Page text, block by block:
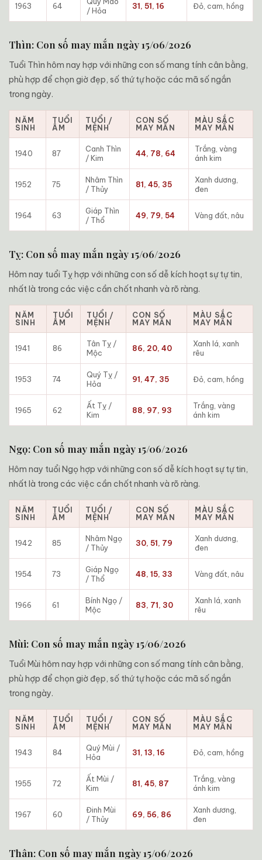
1963 64
/ Hỏa
31, 51, 16 Đỏ, cam, hồng
Thìn: Con số may mắn ngày 15/06/2026
Tuổi Thìn hôm nay hợp với những con số mang tính cân bằng,
phù hợp để chọn giờ đẹp, số thứ tự hoặc các mã số ngắn
trong ngày.
NĂM
SINH
TUỔI
ÂM
TUỔI /
MỆNH
CON SỐ
MAY MẮN
MÀU SẮC
MAY MẮN
1940 87
Canh Thìn
/ Kim
44, 78, 64
Trắng, vàng
ánh kim
1952 75
Nhâm Thìn
/ Thủy
81, 45, 35
Xanh dương,
đen
1964 63
Giáp Thìn
/ Thổ
49, 79, 54 Vàng đất, nâu
Tỵ: Con số may mắn ngày 15/06/2026
Hôm nay tuổi Tỵ hợp với những con số dễ kích hoạt sự tự tin,
nhất là trong các việc cần chốt nhanh và rõ ràng.
NĂM
SINH
TUỔI
ÂM
TUỔI /
MỆNH
CON SỐ
MAY MẮN
MÀU SẮC
MAY MẮN
1941 86
Tân Tỵ /
Mộc
86, 20, 40
Xanh lá, xanh
rêu
1953 74
Quý Tỵ /
Hỏa
91, 47, 35 Đỏ, cam, hồng
1965 62
Ất Tỵ /
Kim
88, 97, 93
Trắng, vàng
ánh kim
Ngọ: Con số may mắn ngày 15/06/2026
Hôm nay tuổi Ngọ hợp với những con số dễ kích hoạt sự tự tin,
nhất là trong các việc cần chốt nhanh và rõ ràng.
NĂM
SINH
TUỔI
ÂM
TUỔI /
MỆNH
CON SỐ
MAY MẮN
MÀU SẮC
MAY MẮN
1942 85
Nhâm Ngọ
/ Thủy
30, 51, 79
Xanh dương,
đen
1954 73
Giáp Ngọ
/ Thổ
48, 15, 33 Vàng đất, nâu
1966 61
Bính Ngọ /
Mộc
83, 71, 30
Xanh lá, xanh
rêu
Mùi: Con số may mắn ngày 15/06/2026
Tuổi Mùi hôm nay hợp với những con số mang tính cân bằng,
phù hợp để chọn giờ đẹp, số thứ tự hoặc các mã số ngắn
trong ngày.
NĂM
SINH
TUỔI
ÂM
TUỔI /
MỆNH
CON SỐ
MAY MẮN
MÀU SẮC
MAY MẮN
1943 84
Quý Mùi /
Hỏa
31, 13, 16 Đỏ, cam, hồng
1955 72
Ất Mùi /
Kim
81, 45, 87
Trắng, vàng
ánh kim
1967 60
Đinh Mùi
/ Thủy
69, 56, 86
Xanh dương,
đen
Thân: Con số may mắn ngày 15/06/2026